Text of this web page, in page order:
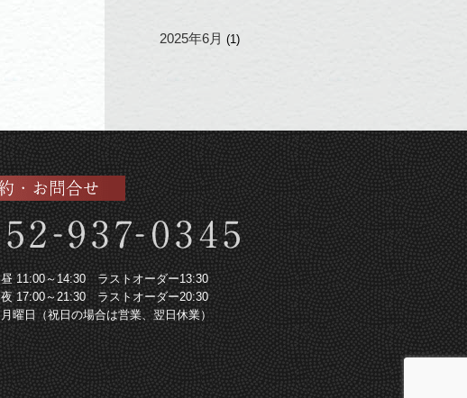
2025年6月 (1)
昼 11:00～14:30 ラストオーダー13:30
夜 17:00～21:30 ラストオーダー20:30
月曜日（祝日の場合は営業、翌日休業）